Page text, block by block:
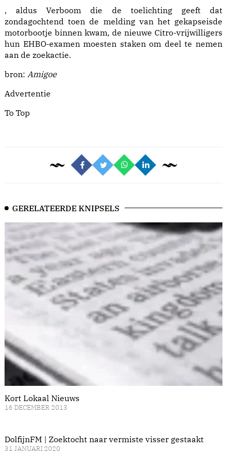
, aldus Verboom die de toelichting geeft dat
zondagochtend toen de melding van het gekapseisde
motorbootje binnen kwam, de nieuwe Citro-vrijwilligers
hun EHBO-examen moesten staken om deel te nemen
aan de zoekactie.
bron: Amigoe
Advertentie
To Top
GERELATEERDE KNIPSELS
Kort Lokaal Nieuws
16 DECEMBER 2013
DolfijnFM | Zoektocht naar vermiste visser gestaakt
31 JANUARI 2020